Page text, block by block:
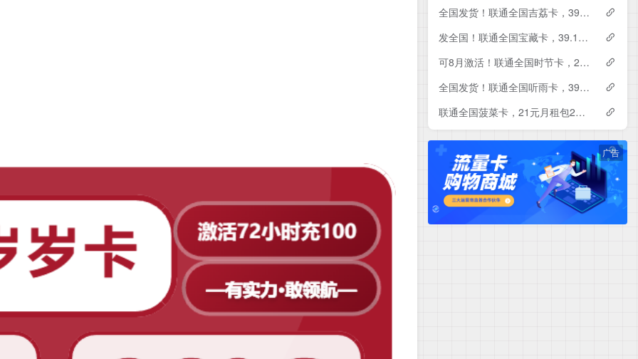
全国发货！联通全国吉荔卡，39元月租包240G+50分钟
发全国！联通全国宝藏卡，39.1元月租包240G+200分钟
可8月激活！联通全国时节卡，29元月租包180G+200分钟+会员
全国发货！联通全国听雨卡，39元月租包260G+100分钟+会员
联通全国菠菜卡，21元月租包230G+500分钟
广告